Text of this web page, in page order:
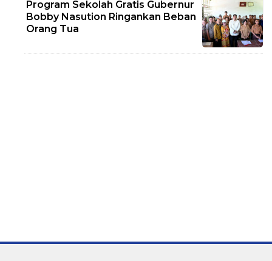
Program Sekolah Gratis Gubernur
Bobby Nasution Ringankan Beban
Orang Tua